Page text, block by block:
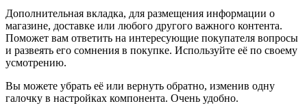
Дополнительная вкладка, для размещения информации о
магазине, доставке или любого другого важного контента.
Поможет вам ответить на интересующие покупателя вопросы
и развеять его сомнения в покупке. Используйте её по своему
усмотрению.
Вы можете убрать её или вернуть обратно, изменив одну
галочку в настройках компонента. Очень удобно.